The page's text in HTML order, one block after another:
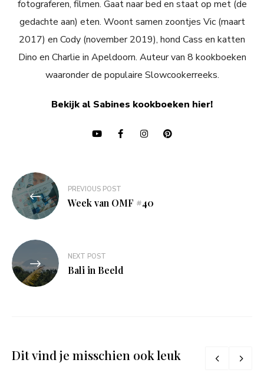
fotograferen, filmen. Gaat naar bed en staat op met (de
gedachte aan) eten. Woont samen zoontjes Vic (maart
2017) en Cody (november 2019), hond Cass en katten
Dino en Charlie in Apeldoorn. Auteur van 8 kookboeken
waaronder de populaire Slowcookerreeks.
Bekijk al Sabines kookboeken hier!
Bericht
navigatie
PREVIOUS POST
Week van OMF #40
NEXT POST
Bali in Beeld
Dit vind je misschien ook leuk